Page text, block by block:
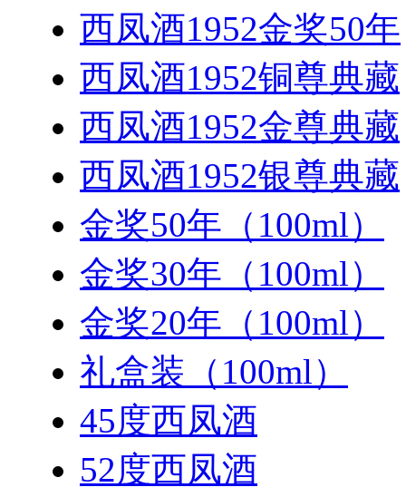
西凤酒1952金奖50年
西凤酒1952铜尊典藏
西凤酒1952金尊典藏
西凤酒1952银尊典藏
金奖50年（100ml）
金奖30年（100ml）
金奖20年（100ml）
礼盒装（100ml）
45度西凤酒
52度西凤酒